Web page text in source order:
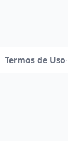
Termos de Uso·